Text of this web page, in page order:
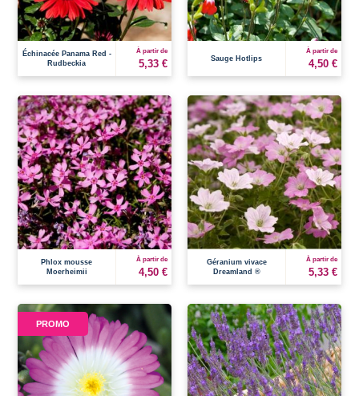
Échinacée Panama Red -
Rudbeckia
À partir de
5,33 € Sauge Hotlips
À partir de
4,50 €
Phlox mousse
Moerheimii
À partir de
4,50 €
Géranium vivace
Dreamland ®
À partir de
5,33 €
PROMO